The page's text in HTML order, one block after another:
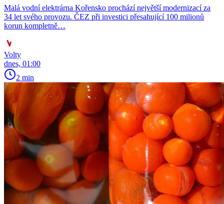
Malá vodní elektrárna Kořensko prochází největší modernizací za
34 let svého provozu. ČEZ při investici přesahující 100 milionů
korun kompletně…
Volty
dnes, 01:00
2 min